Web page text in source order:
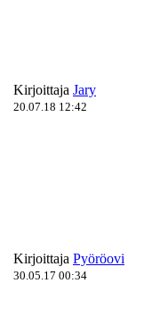
Kirjoittaja Jary
20.07.18 12:42
Kirjoittaja Pyöröovi
30.05.17 00:34